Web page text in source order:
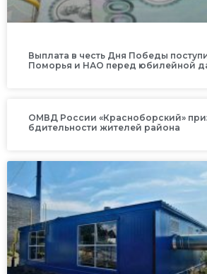
Выплата в честь Дня Победы
Поморья и НАО перед юбилейной
ОМВД России «Красноборский»
бдительности жителей района